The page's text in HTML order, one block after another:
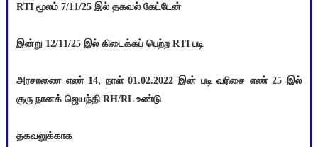
RTI மூலம் 7/11/25 இல் தகவல் கேட்டேன்
இன்று 12/11/25 இல் கிடைக்கப் பெற்ற RTI படி
அரசாணை எண் 14, நாள் 01.02.2022 இன் படி வரிசை எண் 25 இல்
குரு நானக் ஜெயந்தி RH/RL உண்டு
தகவலுக்காக